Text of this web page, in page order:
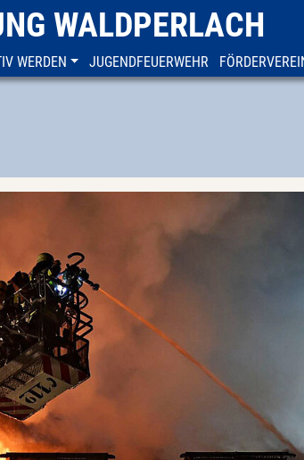
WALDPERLACH
WERDEN JUGENDFEUERWEHR